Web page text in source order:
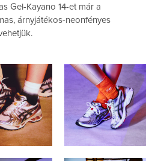
Gel-Kayano 14-et már a
árnyjátékos-neonfényes